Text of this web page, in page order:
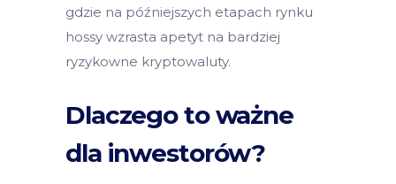
gdzie na późniejszych etapach rynku
hossy wzrasta apetyt na bardziej
ryzykowne kryptowaluty.
Dlaczego to ważne
dla inwestorów?